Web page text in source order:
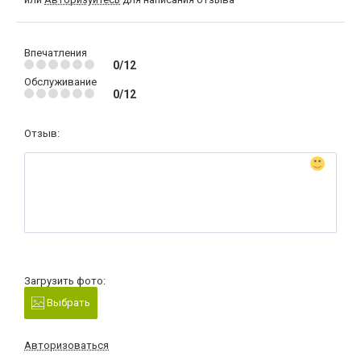
Впечатления
0/12
Обслуживание
0/12
Отзыв:
Загрузить фото:
Выбрать
Авторизоваться